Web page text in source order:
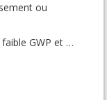
ou
GWP et …